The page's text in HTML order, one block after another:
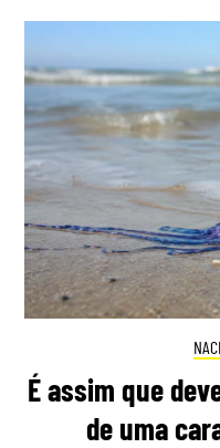
É assim que
de uma